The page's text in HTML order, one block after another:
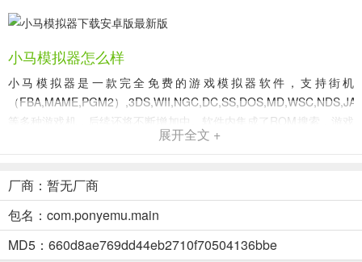
小马模拟器怎么样
小马模拟器是一款完全免费的游戏模拟器软件，支持街机
（FBA,MAME,PGM2）
等多种游戏机，后续还将不断增加中。软件内集成了ROM搜索，游戏
运行简单方便，模拟器内核自动加载更新，无需安装，不需要专业知
小马模拟器下载的游戏在哪个文件夹
存储路径:storage/emulated/0PonyEmu 。
用小马模拟器玩别的psp游戏存档都是这个位置。
展开全文 +
厂商：暂无厂商
包名：com.ponyemu.main
MD5：660d8ae769dd44eb2710f70504136bbe